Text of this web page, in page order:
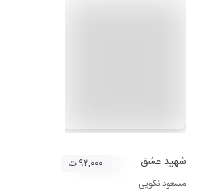
شهید عشق
مسعود نکویی
۹۲,۰۰۰ ت